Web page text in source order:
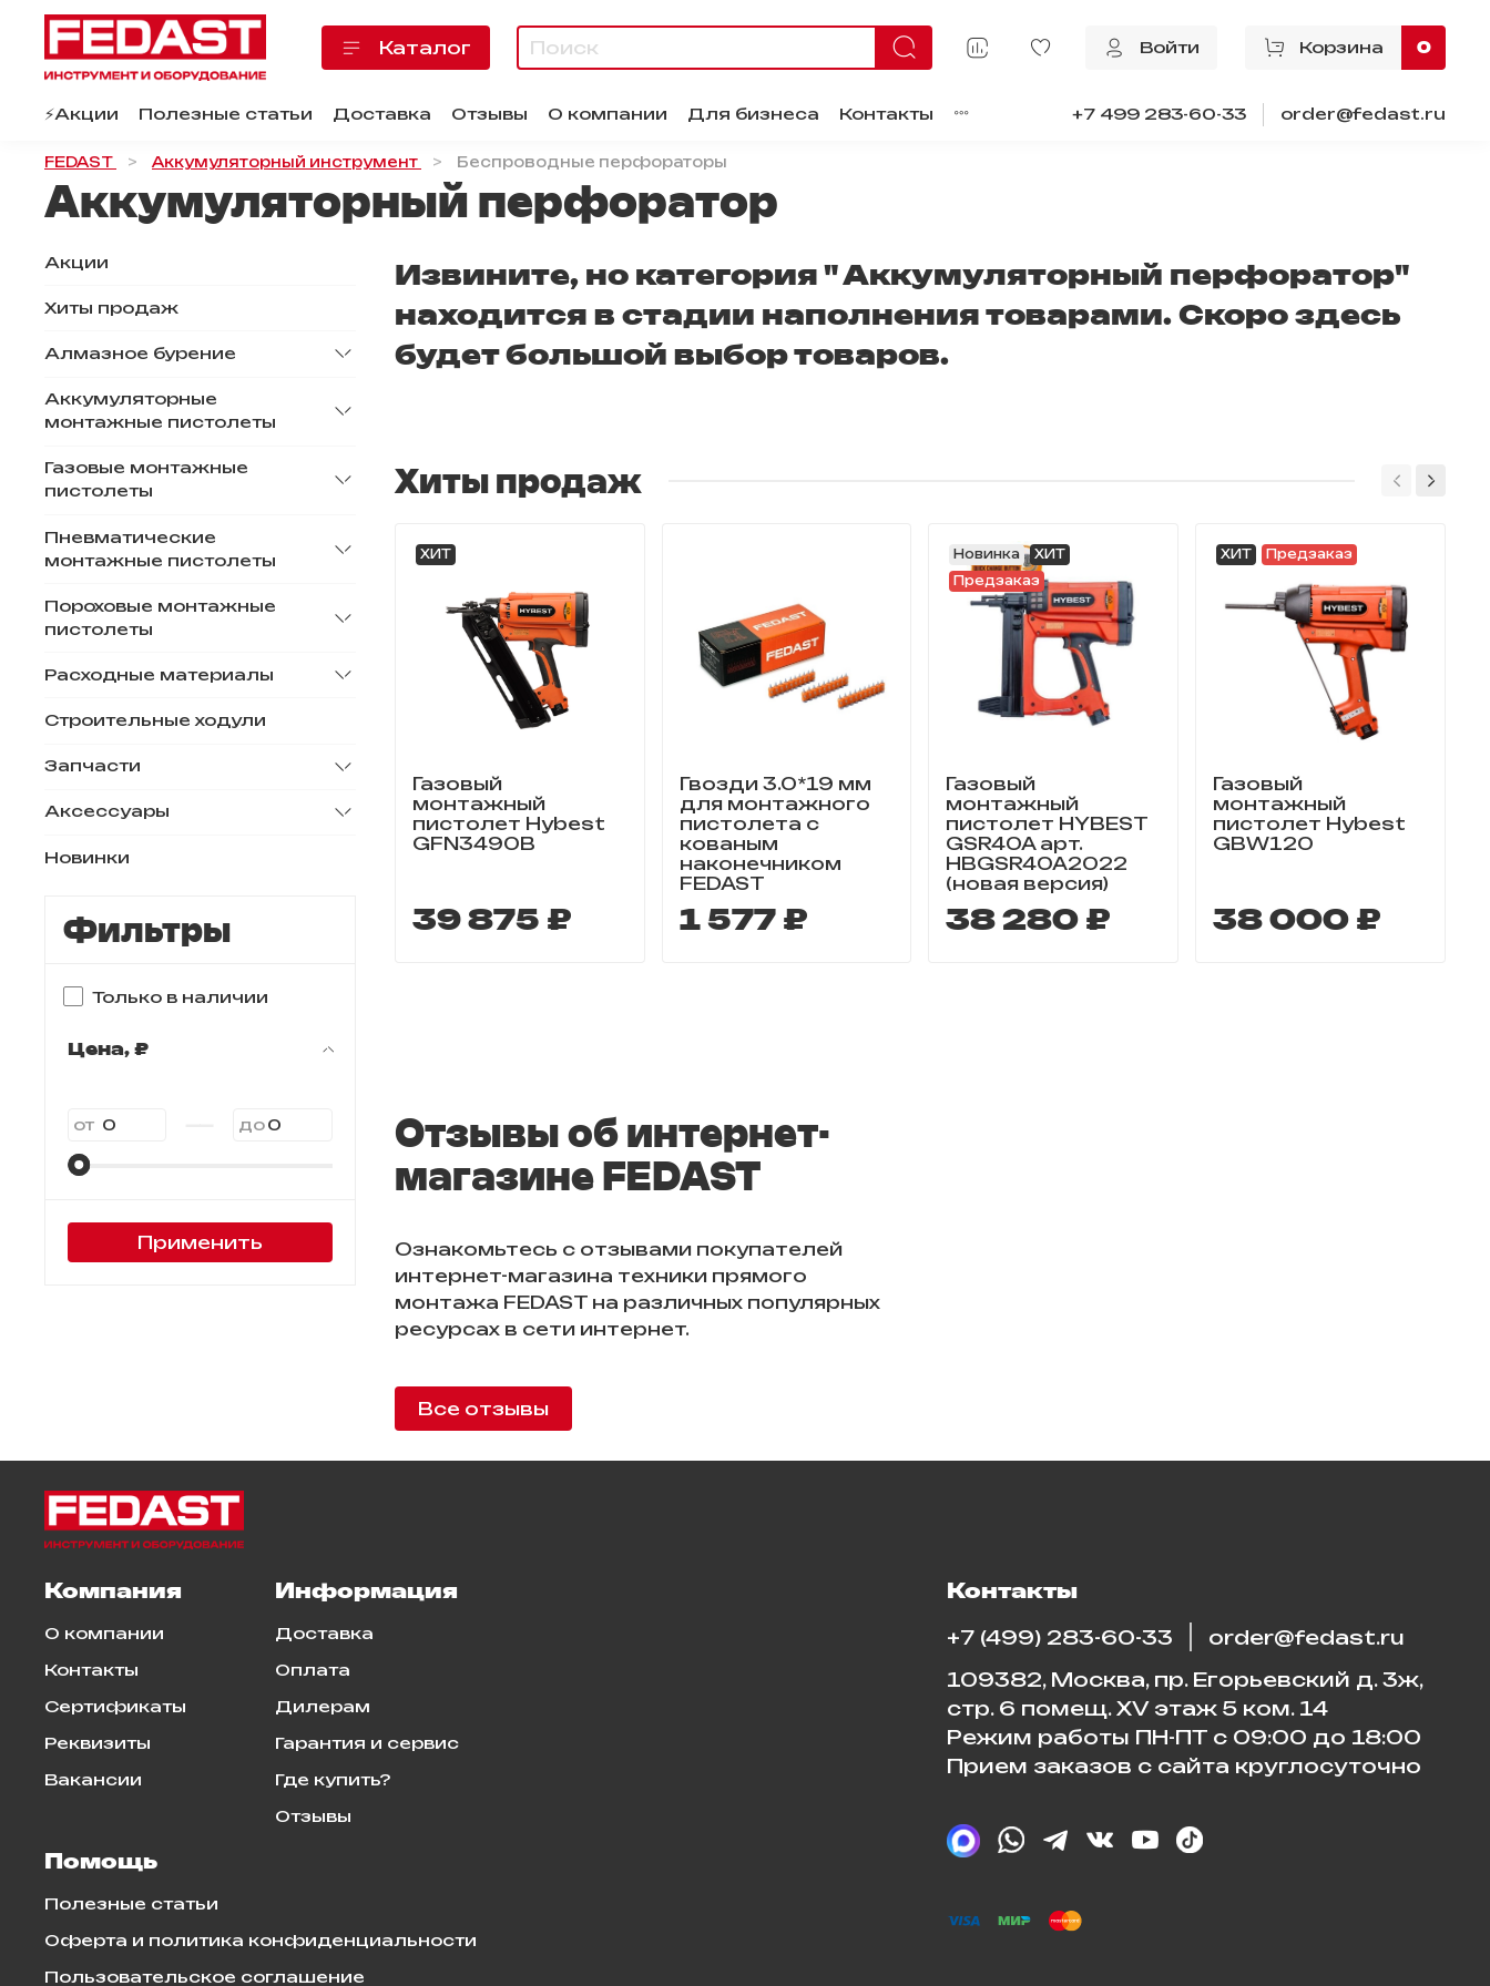
Каталог Войти Корзина 0
⚡️Акции Полезные статьи Доставка Отзывы О компании Для бизнеса Контакты +7 499 283-60-33 order@fedast.ru
FEDAST Аккумуляторный инструмент Беспроводные перфораторы
Аккумуляторный перфоратор
Извините, но категория " Аккумуляторный перфоратор"
находится в стадии наполнения товарами. Скоро здесь
будет большой выбор товаров.
Хиты продаж
ХИТ
Газовый
монтажный
пистолет Hybest
GFN3490B
39 875 ₽
Гвозди 3.0*19 мм
для монтажного
пистолета с
кованым
наконечником
FEDAST
1 577 ₽
Новинка
ХИТ
Предзаказ
Газовый
монтажный
пистолет HYBEST
GSR40A арт.
HBGSR40A2022
(новая версия)
38 280 ₽
ХИТ Предзаказ
Газовый
монтажный
пистолет Hybest
GBW120
38 000 ₽
Отзывы об интернет-
магазине FEDAST
Ознакомьтесь с отзывами покупателей
интернет-магазина техники прямого
монтажа FEDAST на различных популярных
ресурсах в сети интернет.
Все отзывы
Акции
Хиты продаж
Алмазное бурение
Аккумуляторные
монтажные пистолеты
Газовые монтажные
пистолеты
Пневматические
монтажные пистолеты
Пороховые монтажные
пистолеты
Расходные материалы
Строительные ходули
Запчасти
Аксессуары
Новинки
Фильтры
Только в наличии
Цена, ₽
от до
Применить
Компания
О компании
Контакты
Сертификаты
Реквизиты
Вакансии
Информация
Доставка
Оплата
Дилерам
Гарантия и сервис
Где купить?
Отзывы
Помощь
Полезные статьи
Оферта и политика конфиденциальности
Пользовательское соглашение
Контакты
+7 (499) 283-60-33
order@fedast.ru
109382, Москва, пр. Егорьевский д. 3ж,
стр. 6 помещ. XV этаж 5 ком. 14
Режим работы ПН-ПТ с 09:00 до 18:00
Прием заказов с сайта круглосуточно